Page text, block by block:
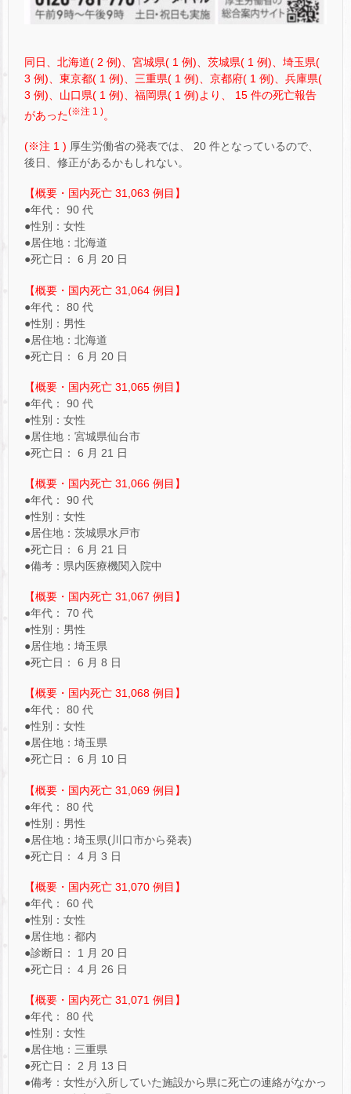
同日、北海道( 2 例)、宮城県( 1 例)、茨城県( 1 例)、埼玉県(
3 例)、東京都( 1 例)、三重県( 1 例)、京都府( 1 例)、兵庫県(
3 例)、山口県( 1 例)、福岡県( 1 例)より、 15 件の死亡報告
があった(※注 1 )。
(※注 1 ) 厚生労働省の発表では、 20 件となっているので、
後日、修正があるかもしれない。
【概要・国内死亡 31,063 例目】
●年代： 90 代
●性別：女性
●居住地：北海道
●死亡日： 6 月 20 日
【概要・国内死亡 31,064 例目】
●年代： 80 代
●性別：男性
●居住地：北海道
●死亡日： 6 月 20 日
【概要・国内死亡 31,065 例目】
●年代： 90 代
●性別：女性
●居住地：宮城県仙台市
●死亡日： 6 月 21 日
【概要・国内死亡 31,066 例目】
●年代： 90 代
●性別：女性
●居住地：茨城県水戸市
●死亡日： 6 月 21 日
●備考：県内医療機関入院中
【概要・国内死亡 31,067 例目】
●年代： 70 代
●性別：男性
●居住地：埼玉県
●死亡日： 6 月 8 日
【概要・国内死亡 31,068 例目】
●年代： 80 代
●性別：女性
●居住地：埼玉県
●死亡日： 6 月 10 日
【概要・国内死亡 31,069 例目】
●年代： 80 代
●性別：男性
●居住地：埼玉県(川口市から発表)
●死亡日： 4 月 3 日
【概要・国内死亡 31,070 例目】
●年代： 60 代
●性別：女性
●居住地：都内
●診断日： 1 月 20 日
●死亡日： 4 月 26 日
【概要・国内死亡 31,071 例目】
●年代： 80 代
●性別：女性
●居住地：三重県
●死亡日： 2 月 13 日
●備考：女性が入所していた施設から県に死亡の連絡がなかっ